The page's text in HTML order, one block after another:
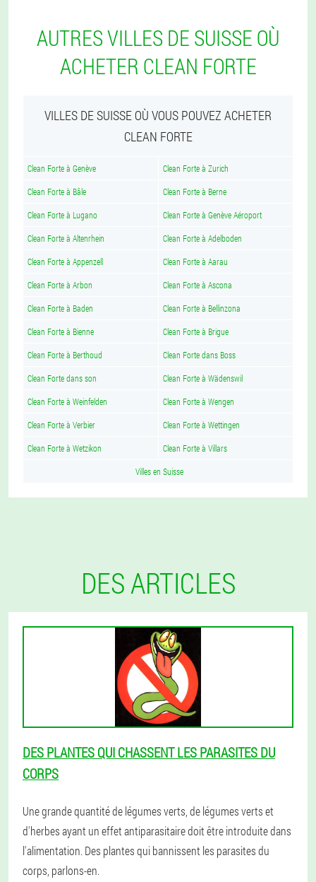
AUTRES VILLES DE SUISSE OÙ
ACHETER CLEAN FORTE
VILLES DE SUISSE OÙ VOUS POUVEZ ACHETER
CLEAN FORTE
Clean Forte à Genève Clean Forte à Zurich
Clean Forte à Bâle Clean Forte à Berne
Clean Forte à Lugano Clean Forte à Genève Aéroport
Clean Forte à Altenrhein Clean Forte à Adelboden
Clean Forte à Appenzell Clean Forte à Aarau
Clean Forte à Arbon Clean Forte à Ascona
Clean Forte à Baden Clean Forte à Bellinzona
Clean Forte à Bienne Clean Forte à Brigue
Clean Forte à Berthoud Clean Forte dans Boss
Clean Forte dans son Clean Forte à Wädenswil
Clean Forte à Weinfelden Clean Forte à Wengen
Clean Forte à Verbier Clean Forte à Wettingen
Clean Forte à Wetzikon Clean Forte à Villars
Villes en Suisse
DES ARTICLES
DES PLANTES QUI CHASSENT LES PARASITES DU
CORPS
Une grande quantité de légumes verts, de légumes verts et
d'herbes ayant un effet antiparasitaire doit être introduite dans
l'alimentation. Des plantes qui bannissent les parasites du
corps, parlons-en.